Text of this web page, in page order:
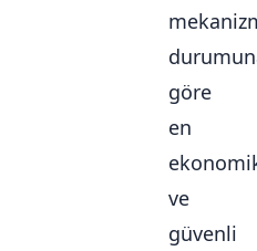
göre
en
ve
güvenli